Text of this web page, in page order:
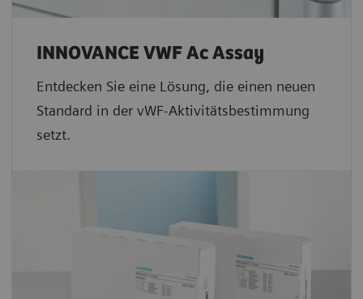
INNOVANCE VWF Ac Assay
Entdecken Sie eine Lösung, die einen neuen
Standard in der vWF-Aktivitätsbestimmung
setzt.